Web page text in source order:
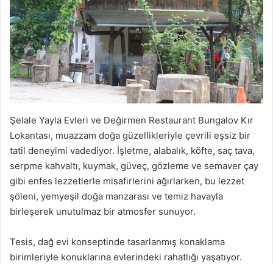
Şelale Yayla Evleri ve Değirmen Restaurant Bungalov Kır
Lokantası, muazzam doğa güzellikleriyle çevrili eşsiz bir
tatil deneyimi vadediyor. İşletme, alabalık, köfte, saç tava,
serpme kahvaltı, kuymak, güveç, gözleme ve semaver çay
gibi enfes lezzetlerle misafirlerini ağırlarken, bu lezzet
şöleni, yemyeşil doğa manzarası ve temiz havayla
birleşerek unutulmaz bir atmosfer sunuyor.
Tesis, dağ evi konseptinde tasarlanmış konaklama
birimleriyle konuklarına evlerindeki rahatlığı yaşatıyor.